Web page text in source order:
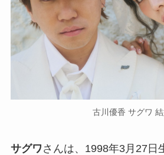
古川優香 サグワ
サグワ さんは、1998年3月27日